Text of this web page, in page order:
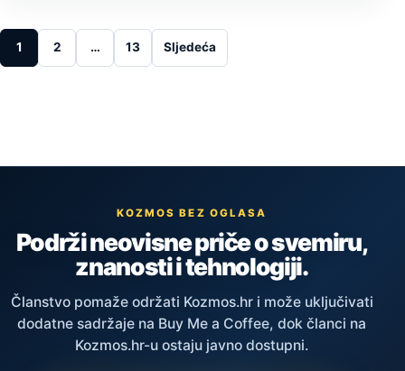
Posts pagination
1 2 … 13 Sljedeća
KOZMOS BEZ OGLASA
Podrži neovisne priče o svemiru,
znanosti i tehnologiji.
Članstvo pomaže održati Kozmos.hr i može uključivati
dodatne sadržaje na Buy Me a Coffee, dok članci na
Kozmos.hr-u ostaju javno dostupni.